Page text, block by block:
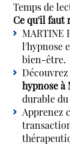
Temps de
Ce qu'il faut
MARTINE
l'hypnose
bien-être.
hypnose à
durable
Apprenez